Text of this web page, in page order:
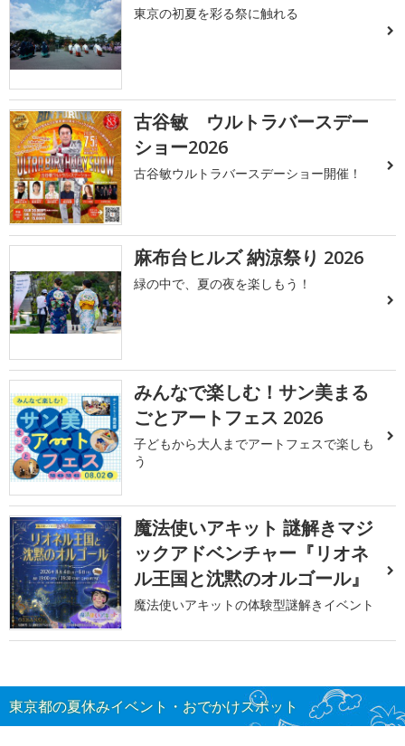
東京の初夏を彩る祭に触れる
古谷敏 ウルトラバースデー
ショー2026
古谷敏ウルトラバースデーショー開催！
麻布台ヒルズ 納涼祭り 2026
緑の中で、夏の夜を楽しもう！
みんなで楽しむ！サン美まる
ごとアートフェス 2026
子どもから大人までアートフェスで楽しも
う
魔法使いアキット 謎解きマジ
ックアドベンチャー『リオネ
ル王国と沈黙のオルゴール』
魔法使いアキットの体験型謎解きイベント
東京都の夏休みイベント・おでかけスポット